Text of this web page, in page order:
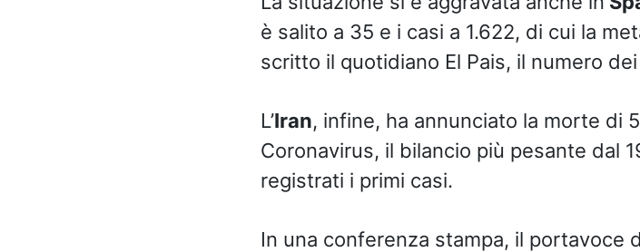
è salito a 35 e i casi a 1.622, di cui la
scritto il quotidiano El Pais, il numero
L’Iran, infine, ha annunciato la morte di
Coronavirus, il bilancio più pesante dal
registrati i primi casi.
In una conferenza stampa, il portavoce